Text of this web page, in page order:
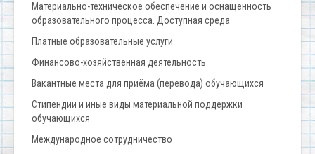
Материально-техническое обеспечение и оснащенность
образовательного процесса. Доступная среда
Платные образовательные услуги
Финансово-хозяйственная деятельность
Вакантные места для приёма (перевода) обучающихся
Стипендии и иные виды материальной поддержки
обучающихся
Международное сотрудничество